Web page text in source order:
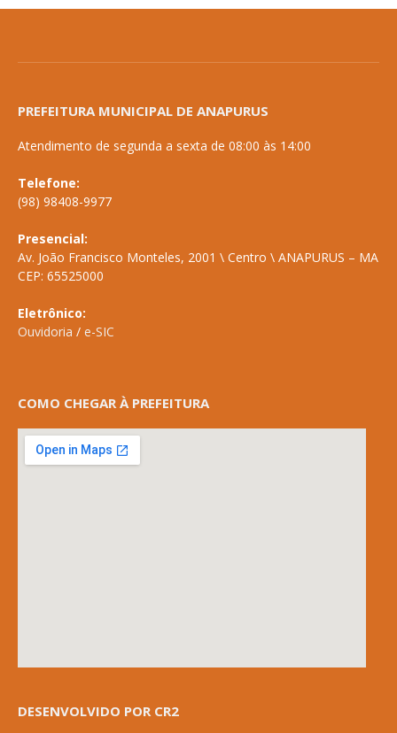
PREFEITURA MUNICIPAL DE ANAPURUS
Atendimento de segunda a sexta de 08:00 às 14:00
Telefone:
(98) 98408-9977
Presencial:
Av. João Francisco Monteles, 2001 \ Centro \ ANAPURUS – MA
CEP: 65525000
Eletrônico:
Ouvidoria / e-SIC
COMO CHEGAR À PREFEITURA
DESENVOLVIDO POR CR2